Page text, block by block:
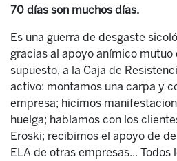
70 días son muchos días.
Es una guerra de desgaste
gracias al apoyo anímico mutuo
supuesto, a la Caja de
activo: montamos una carpa y
empresa; hicimos
huelga; hablamos con los
Eroski; recibimos el apoyo de
ELA de otras empresas...